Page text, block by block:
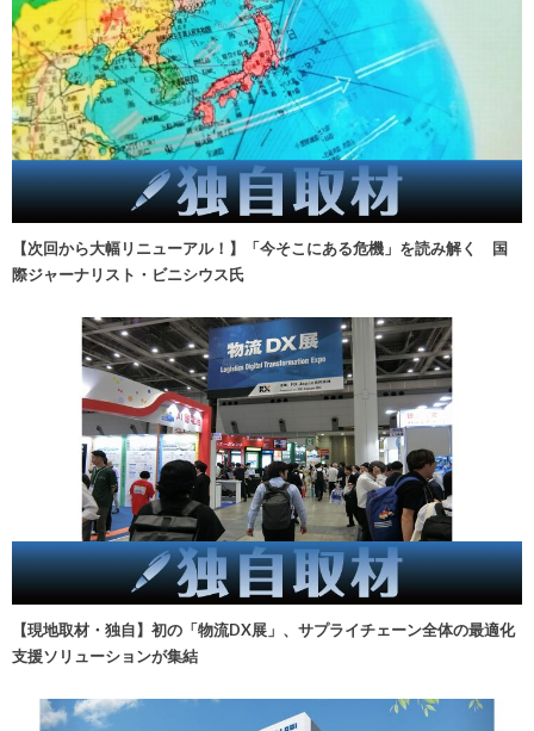
【次回から大幅リニューアル！】「今そこにある危機」を読み解く 国
際ジャーナリスト・ビニシウス氏
【現地取材・独自】初の「物流DX展」、サプライチェーン全体の最適化
支援ソリューションが集結